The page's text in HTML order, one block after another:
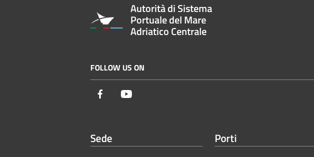
Autorità di Sistema
Portuale del Mare
Adriatico Centrale
FOLLOW US ON
Facebook
Sede Porti